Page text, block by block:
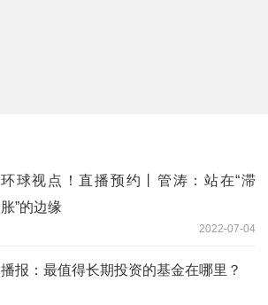
环球视点！直播预约丨管涛：站在“滞
胀”的边缘
2022-07-04
播报：最值得长期投资的基金在哪里？